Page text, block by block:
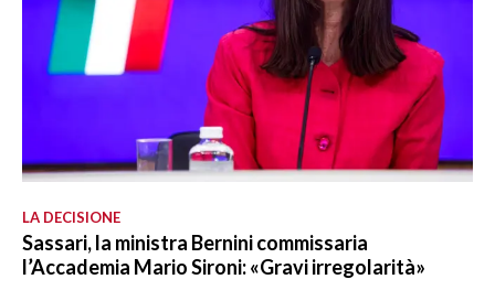
LA DECISIONE
Sassari, la ministra Bernini commissaria
l’Accademia Mario Sironi: «Gravi irregolarità»